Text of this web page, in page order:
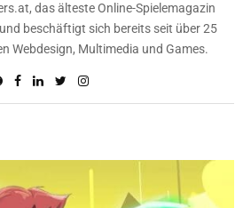
das älteste Online-Spielemagazin
beschäftigt sich bereits seit über 25
Webdesign, Multimedia und Games.